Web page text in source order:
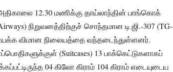
12.30 மணிக்கு தாய்லாந்தின் பாங்கொக்
நிறுவனத்திற்குச் சொந்தமான டி.ஜி.-307 (TG-
விமான நிலையத்தை வந்தடைந்துள்ளனர்.
(Suitcases) 13 பாக்கெட்டுகளாகப்
04 கிலோ கிராம் 104 கிராம் எடையுடைய